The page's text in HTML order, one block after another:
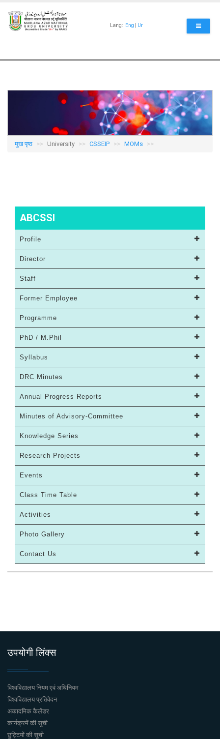
main
content
Lang: Eng Ur
मुख पृष्ठ University CSSEIP MOMs
ABCSSI
Profile
Director
Staff
Former Employee
Programme
PhD / M.Phil
Syllabus
DRC Minutes
Annual Progress Reports
Minutes of Advisory-Committee
Knowledge Series
Research Projects
Events
Class Time Table
Activities
Photo Gallery
Contact Us
उपयोगी लिंक्स
विश्वविद्यालय नियम एवं अधिनियम
विश्वविद्यालय प्रतिवेदन
अकादमिक कैलेंडर
कार्यक्रमें की सूची
छुट्टियों की सूची